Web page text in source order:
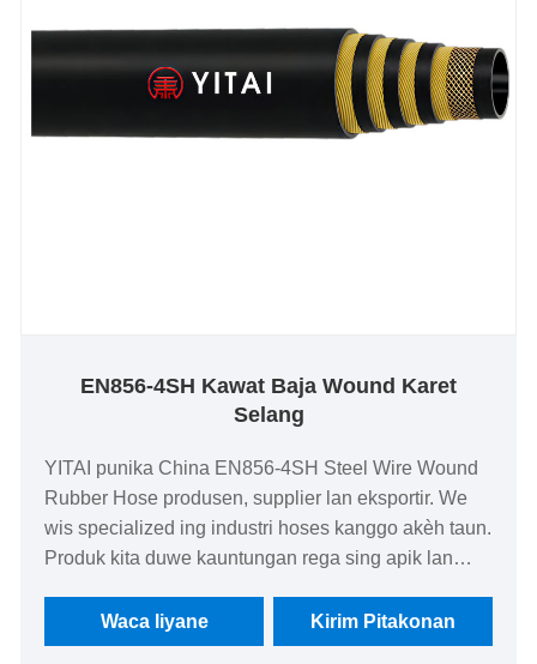
EN856-4SH Kawat Baja Wound Karet
Selang
YITAI punika China EN856-4SH Steel Wire Wound
Rubber Hose produsen, supplier lan eksportir. We
wis specialized ing industri hoses kanggo akèh taun.
Produk kita duwe kauntungan rega sing apik lan
look nerusake kanggo dadi partner long-term ing
China.
Waca liyane Kirim Pitakonan